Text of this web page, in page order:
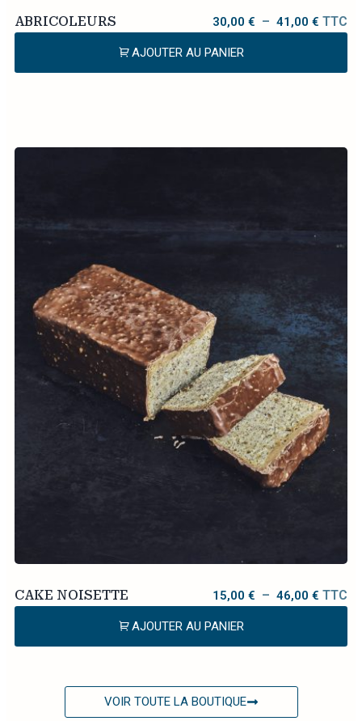
ABRICOLEURS 30,00 € – 41,00 € TTC
AJOUTER AU PANIER
CAKE NOISETTE 15,00 € – 46,00 € TTC
AJOUTER AU PANIER
VOIR TOUTE LA BOUTIQUE